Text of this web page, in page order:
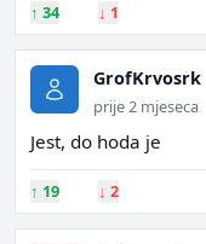
↑ 34 ↓ 1
GrofKrvosrk
prije 2 mjeseca
Jest, do hoda je
↑ 19 ↓ 2